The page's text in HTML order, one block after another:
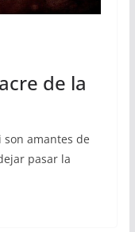
de la
son amantes de
pasar la